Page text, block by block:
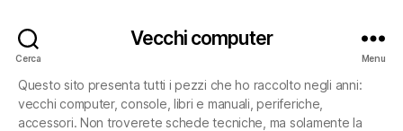
Cerca
Vecchi computer
Menu
Questo sito presenta tutti i pezzi che ho raccolto negli anni:
vecchi computer, console, libri e manuali, periferiche,
accessori. Non troverete schede tecniche, ma solamente la